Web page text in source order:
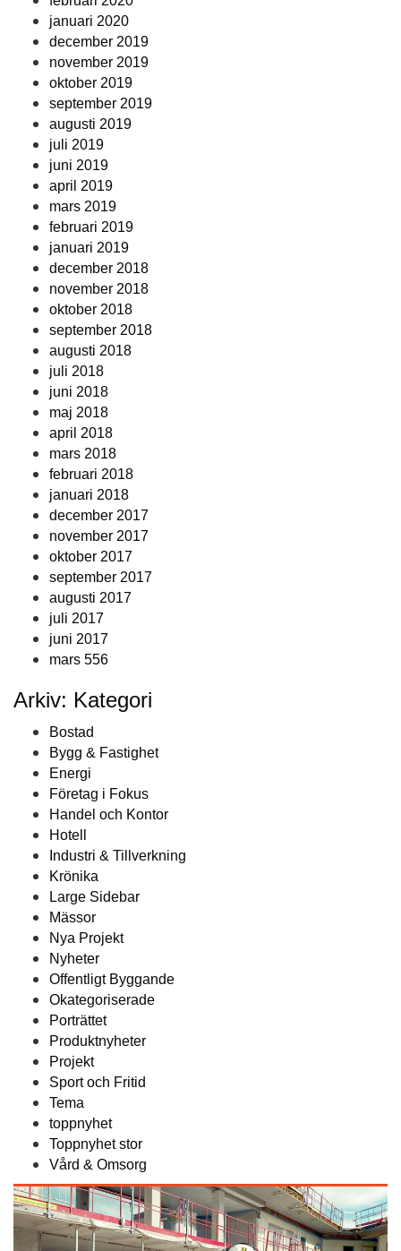
januari 2020
december 2019
november 2019
oktober 2019
september 2019
augusti 2019
juli 2019
juni 2019
april 2019
mars 2019
februari 2019
januari 2019
december 2018
november 2018
oktober 2018
september 2018
augusti 2018
juli 2018
juni 2018
maj 2018
april 2018
mars 2018
februari 2018
januari 2018
december 2017
november 2017
oktober 2017
september 2017
augusti 2017
juli 2017
juni 2017
mars 556
Arkiv: Kategori
Bostad
Bygg & Fastighet
Energi
Företag i Fokus
Handel och Kontor
Hotell
Industri & Tillverkning
Krönika
Large Sidebar
Mässor
Nya Projekt
Nyheter
Offentligt Byggande
Okategoriserade
Porträttet
Produktnyheter
Projekt
Sport och Fritid
Tema
toppnyhet
Toppnyhet stor
Vård & Omsorg